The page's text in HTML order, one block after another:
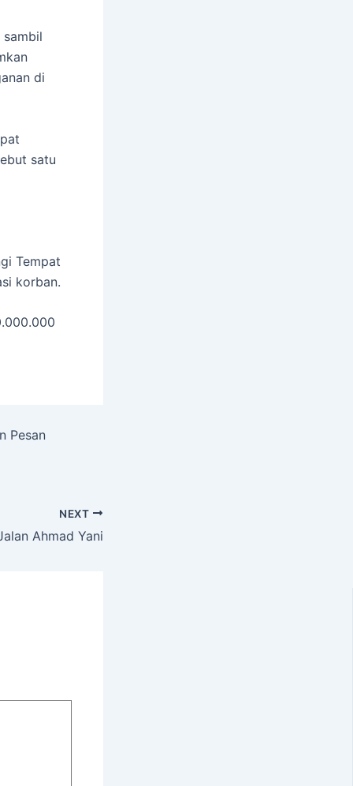
sambil
di
satu
Tempat
korban.
Pesan
NEXT
Ahmad Yani